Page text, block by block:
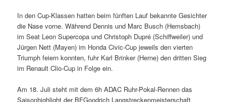
In den Cup-Klassen hatten beim fünften Lauf bekannte Gesichter
die Nase vorne. Während Dennis und Marc Busch (Hemsbach)
im Seat Leon Supercopa und Christoph Dupré (Schiffweiler) und
Jürgen Nett (Mayen) im Honda Civic-Cup jeweils den vierten
Triumph feiern konnten, fuhr Karl Brinker (Herne) den dritten Sieg
im Renault Clio-Cup in Folge ein.
Am 18. Juli steht mit dem 6h ADAC Ruhr-Pokal-Rennen das
Saisonhighlight der BFGoodrich Langstreckenmeisterschaft